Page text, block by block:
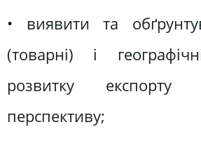
• виявити та
(товарні) і
розвитку експорту
перспективу;